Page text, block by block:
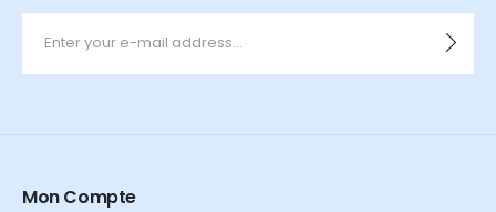
Mon Compte